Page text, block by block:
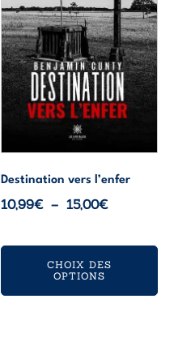
Destination vers l’enfer
10,99€ – 15,00€Plage
prix :
10,99€
CHOIX DES
OPTIONS
variations.
Les
options
peuvent
être
choisies
la
page
du